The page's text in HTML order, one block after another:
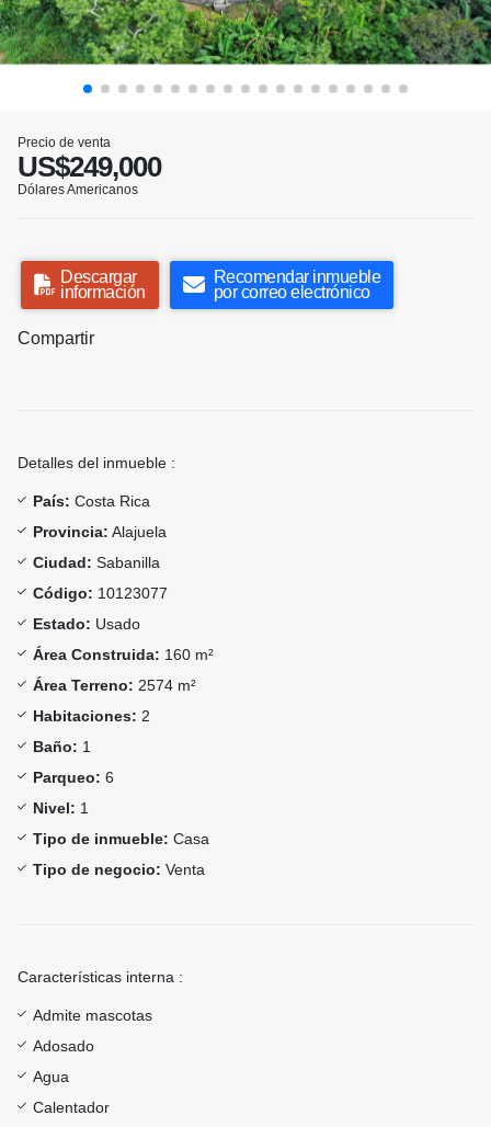
Precio de venta
US$249,000
Dólares Americanos
Descargar
información
Recomendar inmueble
por correo electrónico
Compartir
Detalles del inmueble :
País: Costa Rica
Provincia: Alajuela
Ciudad: Sabanilla
Código: 10123077
Estado: Usado
Área Construida: 160 m²
Área Terreno: 2574 m²
Habitaciones: 2
Baño: 1
Parqueo: 6
Nivel: 1
Tipo de inmueble: Casa
Tipo de negocio: Venta
Características interna :
Admite mascotas
Adosado
Agua
Calentador